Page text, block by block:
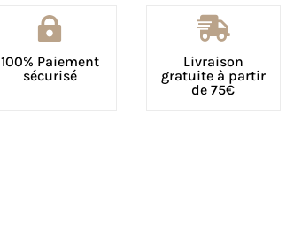

100% Paiement
sécurisé

Livraison
gratuite à partir
de 75€